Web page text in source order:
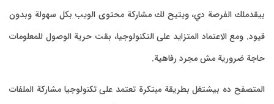
الفرصة دي، ويتيح لك مشاركة محتوى الويب بكل سهولة وبدون
ومع الاعتماد المتزايد على التكنولوجيا، بقت حرية الوصول للمعلومات
ضرورية مش مجرد رفاهية.
ده بيشتغل بطريقة مبتكرة تعتمد على تكنولوجيا مشاركة الملفات